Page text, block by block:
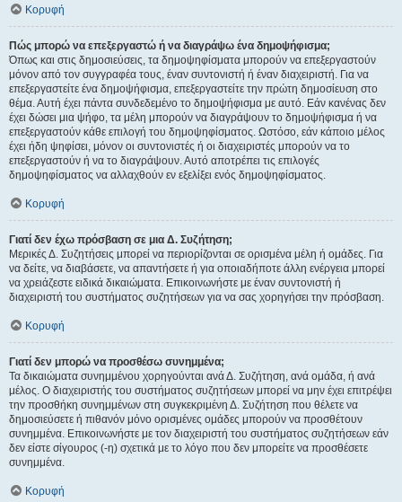
Κορυφή
Πώς μπορώ να επεξεργαστώ ή να διαγράψω ένα δημοψήφισμα;
Όπως και στις δημοσιεύσεις, τα δημοψηφίσματα μπορούν να επεξεργαστούν
μόνον από τον συγγραφέα τους, έναν συντονιστή ή έναν διαχειριστή. Για να
επεξεργαστείτε ένα δημοψήφισμα, επεξεργαστείτε την πρώτη δημοσίευση στο
θέμα. Αυτή έχει πάντα συνδεδεμένο το δημοψήφισμα με αυτό. Εάν κανένας δεν
έχει δώσει μια ψήφο, τα μέλη μπορούν να διαγράψουν το δημοψήφισμα ή να
επεξεργαστούν κάθε επιλογή του δημοψηφίσματος. Ωστόσο, εάν κάποιο μέλος
έχει ήδη ψηφίσει, μόνον οι συντονιστές ή οι διαχειριστές μπορούν να το
επεξεργαστούν ή να το διαγράψουν. Αυτό αποτρέπει τις επιλογές
δημοψηφίσματος να αλλαχθούν εν εξελίξει ενός δημοψηφίσματος.
Κορυφή
Γιατί δεν έχω πρόσβαση σε μια Δ. Συζήτηση;
Μερικές Δ. Συζητήσεις μπορεί να περιορίζονται σε ορισμένα μέλη ή ομάδες. Για
να δείτε, να διαβάσετε, να απαντήσετε ή για οποιαδήποτε άλλη ενέργεια μπορεί
να χρειάζεστε ειδικά δικαιώματα. Επικοινωνήστε με έναν συντονιστή ή
διαχειριστή του συστήματος συζητήσεων για να σας χορηγήσει την πρόσβαση.
Κορυφή
Γιατί δεν μπορώ να προσθέσω συνημμένα;
Τα δικαιώματα συνημμένου χορηγούνται ανά Δ. Συζήτηση, ανά ομάδα, ή ανά
μέλος. Ο διαχειριστής του συστήματος συζητήσεων μπορεί να μην έχει επιτρέψει
την προσθήκη συνημμένων στη συγκεκριμένη Δ. Συζήτηση που θέλετε να
δημοσιεύσετε ή πιθανόν μόνο ορισμένες ομάδες μπορούν να προσθέτουν
συνημμένα. Επικοινωνήστε με τον διαχειριστή του συστήματος συζητήσεων εάν
δεν είστε σίγουρος (-η) σχετικά με το λόγο που δεν μπορείτε να προσθέσετε
συνημμένα.
Κορυφή